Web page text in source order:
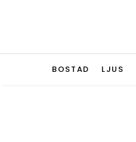
BOSTAD LJUS